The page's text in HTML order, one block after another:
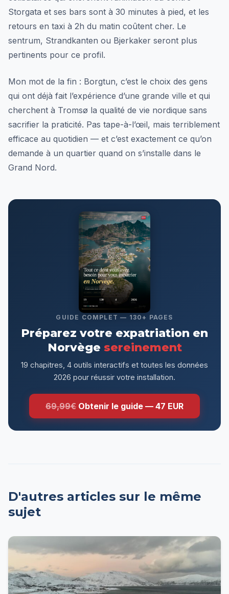
Storgata et ses bars sont à 30 minutes à pied, et les
retours en taxi à 2h du matin coûtent cher. Le
sentrum, Strandkanten ou Bjerkaker seront plus
pertinents pour ce profil.
Mon mot de la fin : Borgtun, c’est le choix des gens
qui ont déjà fait l’expérience d’une grande ville et qui
cherchent à Tromsø la qualité de vie nordique sans
sacrifier la praticité. Pas tape-à-l’œil, mais terriblement
efficace au quotidien — et c’est exactement ce qu’on
demande à un quartier quand on s’installe dans le
Grand Nord.
GUIDE COMPLET — 130+ PAGES
Préparez votre expatriation en
Norvège sereinement
19 chapitres, 4 outils interactifs et toutes les données
2026 pour réussir votre installation.
69,99€ Obtenir le guide — 47 EUR
D'autres articles sur le même
sujet